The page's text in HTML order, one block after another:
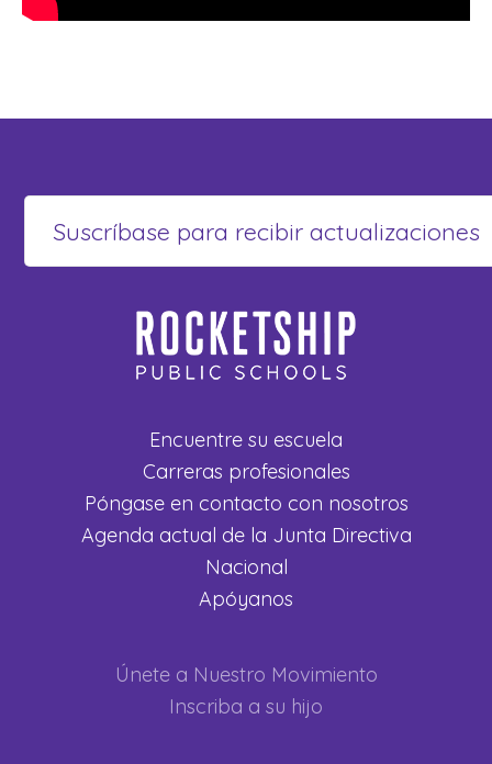
Encuentre su escuela
Carreras profesionales
Póngase en contacto con nosotros
Agenda actual de la Junta Directiva
Nacional
Apóyanos
Únete a Nuestro Movimiento
Inscriba a su hijo